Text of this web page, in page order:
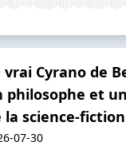
vrai Cyrano de
philosophe et
la science-
07-30